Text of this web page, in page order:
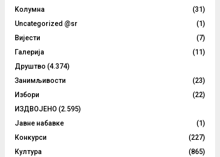
Kолумнa
(31)
Uncategorized @sr
(1)
Вијести
(7)
Галерија
(11)
Друштво (4.374)
Занимљивости
(23)
Избори
(22)
ИЗДВОЈЕНО (2.595)
Јавне набавке
(1)
Конкурси
(227)
Култура
(865)